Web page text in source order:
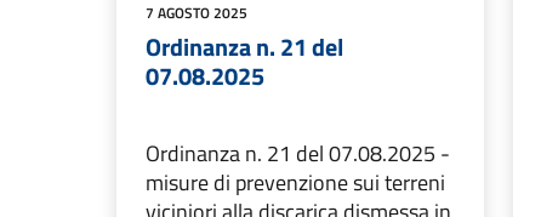
7 AGOSTO 2025
Ordinanza n. 21 del
07.08.2025
Ordinanza n. 21 del 07.08.2025 -
misure di prevenzione sui terreni